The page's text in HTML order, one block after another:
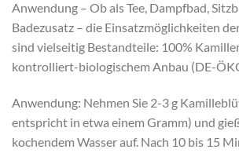
Anwendung – Ob als Tee, Dampfbad,
Badezusatz – die Einsatzmöglichkeiten
sind vielseitig Bestandteile: 100%
kontrolliert-biologischem Anbau (DE-
Anwendung: Nehmen Sie 2-3 g
entspricht in etwa einem Gramm) und
kochendem Wasser auf. Nach 10 bis 15